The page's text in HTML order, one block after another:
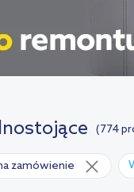
(774
zamówienie